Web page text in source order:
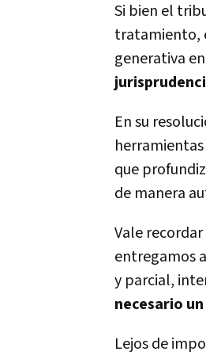
Si bien el
tratamiento,
generativa
En su
que
de manera
Vale
entregamos
y parcial,
necesario
Lejos de